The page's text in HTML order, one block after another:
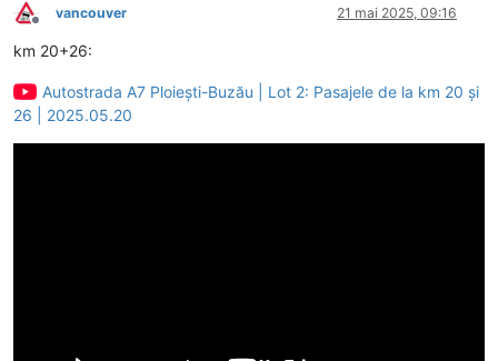
Deconectat
vancouver 21 mai 2025, 09:16
km 20+26:
Autostrada A7 Ploiești-Buzău | Lot 2: Pasajele de la km 20 și
26 | 2025.05.20